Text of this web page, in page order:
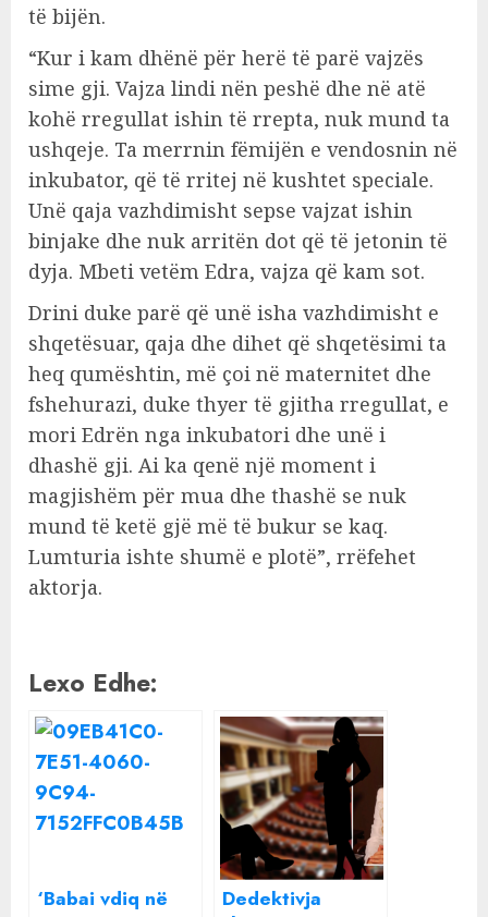
të bijën.
“Kur i kam dhënë për herë të parë vajzës
sime gji. Vajza lindi nën peshë dhe në atë
kohë rregullat ishin të rrepta, nuk mund ta
ushqeje. Ta merrnin fëmijën e vendosnin në
inkubator, që të rritej në kushtet speciale.
Unë qaja vazhdimisht sepse vajzat ishin
binjake dhe nuk arritën dot që të jetonin të
dyja. Mbeti vetëm Edra, vajza që kam sot.
Drini duke parë që unë isha vazhdimisht e
shqetësuar, qaja dhe dihet që shqetësimi ta
heq qumështin, më çoi në maternitet dhe
fshehurazi, duke thyer të gjitha rregullat, e
mori Edrën nga inkubatori dhe unë i
dhashë gji. Ai ka qenë një moment i
magjishëm për mua dhe thashë se nuk
mund të ketë gjë më të bukur se kaq.
Lumturia ishte shumë e plotë”, rrëfehet
aktorja.
Lexo Edhe:
‘Babai vdiq në
Dedektivja